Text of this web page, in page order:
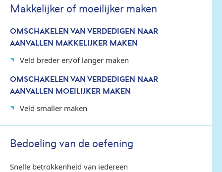
Makkelijker of moeilijker maken
OMSCHAKELEN VAN VERDEDIGEN NAAR
AANVALLEN MAKKELIJKER MAKEN
Veld breder en/of langer maken
OMSCHAKELEN VAN VERDEDIGEN NAAR
AANVALLEN MOEILIJKER MAKEN
Veld smaller maken
Bedoeling van de oefening
Snelle betrokkenheid van iedereen